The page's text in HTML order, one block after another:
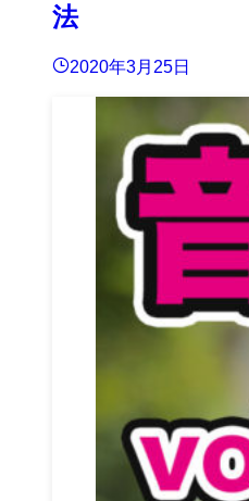
法
2020年3月25日